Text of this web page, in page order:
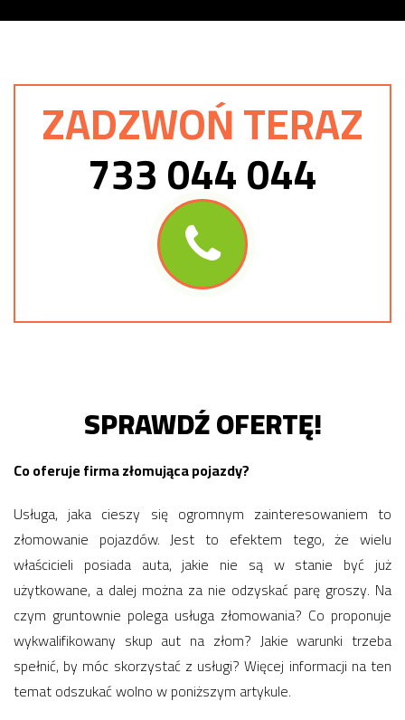
ZADZWOŃ TERAZ
733 044 044
SPRAWDŹ OFERTĘ!
Co oferuje firma złomująca pojazdy?
Usługa, jaka cieszy się ogromnym zainteresowaniem to
złomowanie pojazdów. Jest to efektem tego, że wielu
właścicieli posiada auta, jakie nie są w stanie być już
użytkowane, a dalej można za nie odzyskać parę groszy. Na
czym gruntownie polega usługa złomowania? Co proponuje
wykwalifikowany skup aut na złom? Jakie warunki trzeba
spełnić, by móc skorzystać z usługi? Więcej informacji na ten
temat odszukać wolno w poniższym artykule.